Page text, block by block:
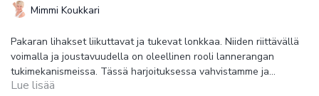
Mimmi Koukkari
Pakaran lihakset liikuttavat ja tukevat lonkkaa. Niiden riittävällä
voimalla ja joustavuudella on oleellinen rooli lannerangan
tukimekanismeissa. Tässä harjoituksessa vahvistamme ja
joustatamme pakaroiden tärkeimpiä lihaksia.
Rauhallinen tempo.
Lue lisää